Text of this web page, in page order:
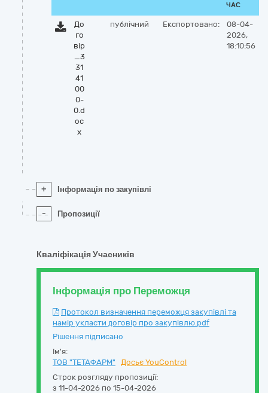
ЧАС
До
го
вір
_3
31
41
00
0-
0.d
oc
x
публічний Експортовано:
08-04-
2026,
18:10:56
+ Інформація по закупівлі
- Пропозиції
Кваліфікація Учасників
Інформація про Переможця
Протокол визначення переможця закупівлі та
намір укласти договір про закупівлю.pdf
Рішення підписано
Ім'я:
ТОВ "ТЕТАФАРМ"
Досьє YouControl
Строк розгляду пропозиції:
з 11-04-2026 по 15-04-2026